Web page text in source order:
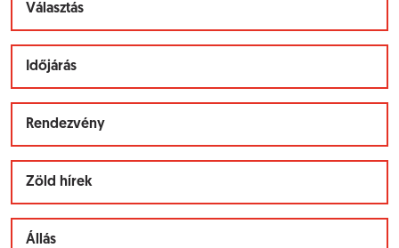
Választás
Időjárás
Rendezvény
Zöld hírek
Állás